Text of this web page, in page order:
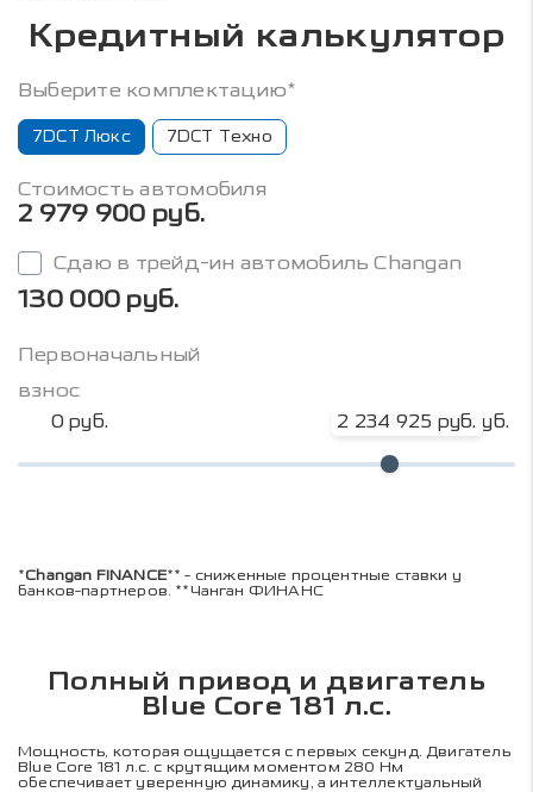
Кредитный калькулятор
Выберите комплектацию*
7DCT Люкс 7DCT Техно
Стоимость автомобиля
2 979 900 руб.
Сдаю в трейд-ин автомобиль Changan
130 000 руб.
Первоначальный
взнос
0 руб. 2 234 925 руб.
2 979 900 руб.
*Changan FINANCE** - сниженные процентные ставки у
банков-партнеров. **Чанган ФИНАНС
Полный привод и двигатель
Blue Core 181 л.с.
Мощность, которая ощущается с первых секунд. Двигатель
Blue Core 181 л.с. с крутящим моментом 280 Нм
обеспечивает уверенную динамику, а интеллектуальный